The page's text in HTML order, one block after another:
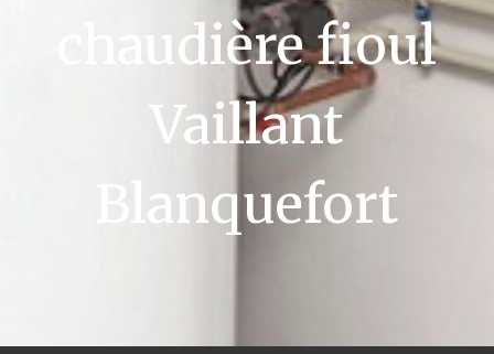
chaudière fioul
Vaillant
Blanquefort